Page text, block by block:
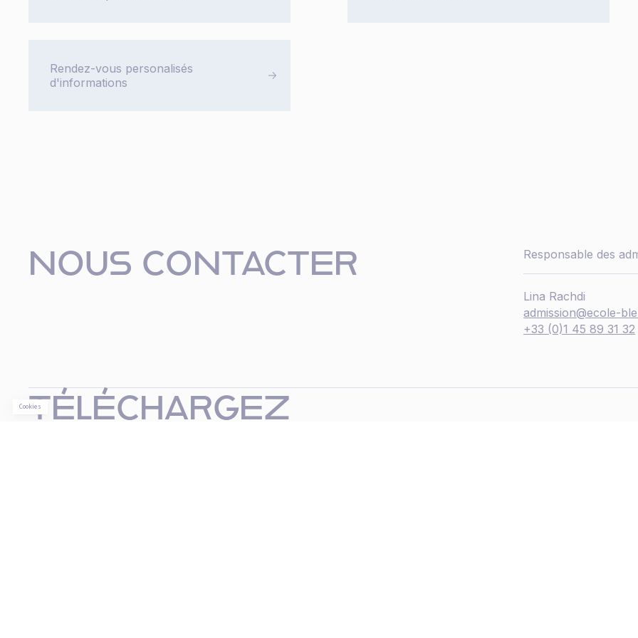
Rendez-vous personalisés
d'informations
NOUS CONTACTER Responsable des
Lina Rachdi
admission@ecole-
+33 (0)1 45 89 31 32
TÉLÉCHARGEZ